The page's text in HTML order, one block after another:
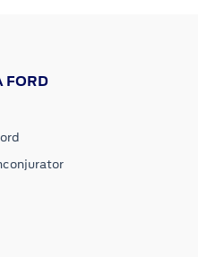
FORD